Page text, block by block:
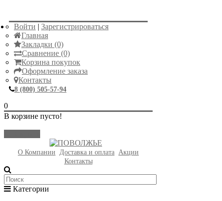
Войти | Зарегистрироваться
Главная
Закладки (0)
Сравнение (0)
Корзина покупок
Оформление заказа
Контакты
8 (800) 505-57-94
0
В корзине пусто!
О Компании Доставка и оплата Акции
Контакты
Категории